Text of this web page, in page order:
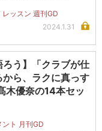
ッスン 週刊GD
2024.1.31
ろう】「クラブが仕
ら、ラクに真っす
木優奈の14本セッ
ト 月刊GD